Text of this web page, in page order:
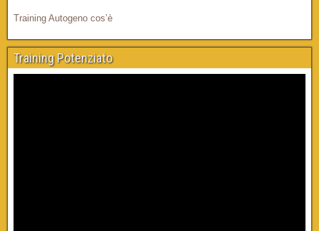
Training Autogeno cos’è
Training Potenziato